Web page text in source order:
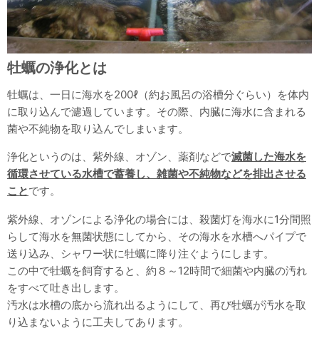
牡蠣の浄化とは
牡蠣は、一日に海水を200ℓ（約お風呂の浴槽分ぐらい）を体内
に取り込んで濾過しています。その際、内臓に海水に含まれる
菌や不純物を取り込んでしまいます。
浄化というのは、紫外線、オゾン、薬剤などで滅菌した海水を
循環させている水槽で蓄養し、雑菌や不純物などを排出させる
ことです。
紫外線、オゾンによる浄化の場合には、殺菌灯を海水に1分間照
らして海水を無菌状態にしてから、その海水を水槽へパイプで
送り込み、シャワー状に牡蠣に降り注ぐようにします。
この中で牡蠣を飼育すると、約８～12時間で細菌や内臓の汚れ
をすべて吐き出します。
汚水は水槽の底から流れ出るようにして、再び牡蠣が汚水を取
り込まないように工夫してあります。